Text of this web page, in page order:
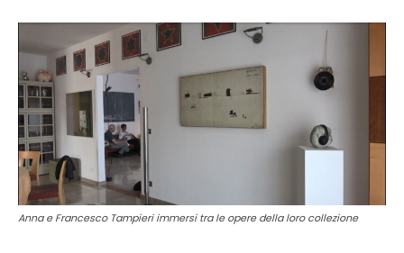
Anna e Francesco Tampieri immersi tra le opere della loro collezione